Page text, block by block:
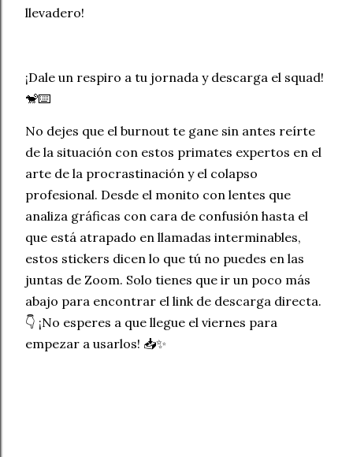
llevadero!
¡Dale un respiro a tu jornada y descarga el squad!
🐒⌨️
No dejes que el burnout te gane sin antes reírte
de la situación con estos primates expertos en el
arte de la procrastinación y el colapso
profesional. Desde el monito con lentes que
analiza gráficas con cara de confusión hasta el
que está atrapado en llamadas interminables,
estos stickers dicen lo que tú no puedes en las
juntas de Zoom. Solo tienes que ir un poco más
abajo para encontrar el link de descarga directa.
👇 ¡No esperes a que llegue el viernes para
empezar a usarlos! 📥✨